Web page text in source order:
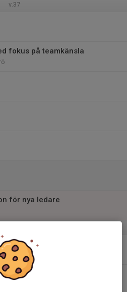
v.37
fokus på teamkänsla
för nya ledare